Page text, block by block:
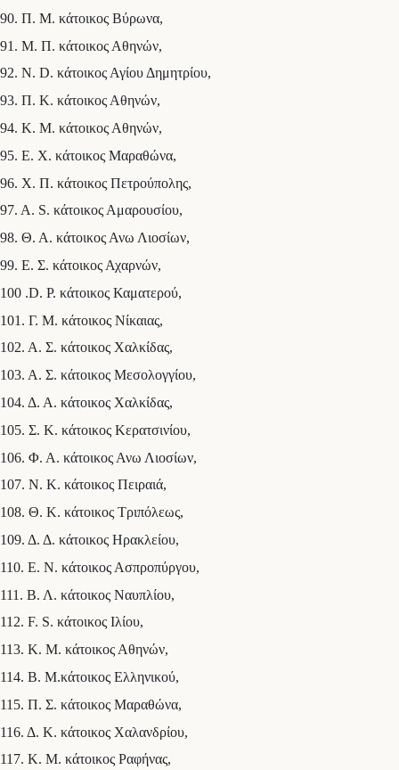
90. Π. Μ. κάτοικος Βύρωνα,
91. Μ. Π. κάτοικος Αθηνών,
92. Ν. D. κάτοικος Αγίου Δημητρίου,
93. Π. Κ. κάτοικος Αθηνών,
94. Κ. Μ. κάτοικος Αθηνών,
95. Ε. Χ. κάτοικος Μαραθώνα,
96. Χ. Π. κάτοικος Πετρούπολης,
97. Α. S. κάτοικος Αμαρουσίου,
98. Θ. Α. κάτοικος Ανω Λιοσίων,
99. Ε. Σ. κάτοικος Αχαρνών,
100 .D. Ρ. κάτοικος Καματερού,
101. Γ. Μ. κάτοικος Νίκαιας,
102. Α. Σ. κάτοικος Χαλκίδας,
103. Α. Σ. κάτοικος Μεσολογγίου,
104. Δ. Α. κάτοικος Χαλκίδας,
105. Σ. Κ. κάτοικος Κερατσινίου,
106. Φ. Α. κάτοικος Ανω Λιοσίων,
107. Ν. Κ. κάτοικος Πειραιά,
108. Θ. Κ. κάτοικος Τριπόλεως,
109. Δ. Δ. κάτοικος Ηρακλείου,
110. Ε. Ν. κάτοικος Ασπροπύργου,
111. Β. Λ. κάτοικος Ναυπλίου,
112. F. S. κάτοικος Ιλίου,
113. Κ. Μ. κάτοικος Αθηνών,
114. Β. Μ.κάτοικος Ελληνικού,
115. Π. Σ. κάτοικος Μαραθώνα,
116. Δ. Κ. κάτοικος Χαλανδρίου,
117. Κ. Μ. κάτοικος Ραφήνας,